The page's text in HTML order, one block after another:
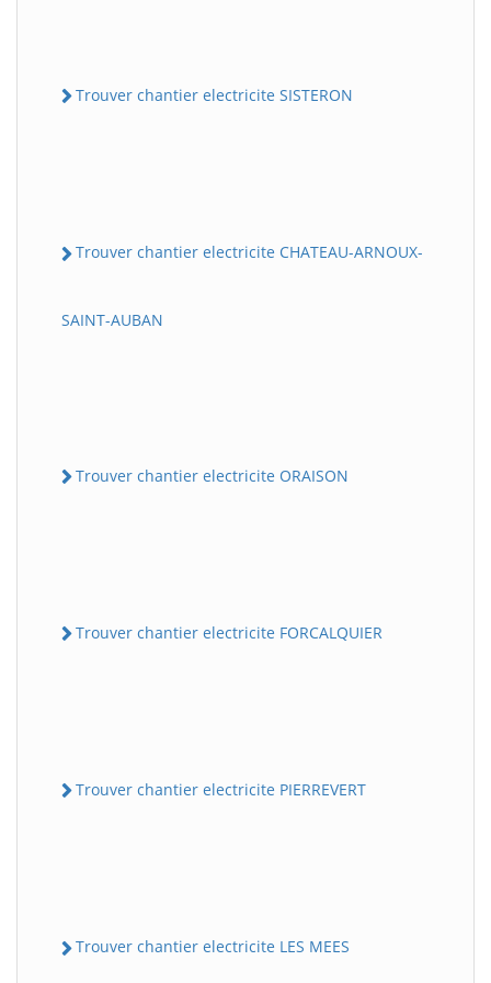
Trouver chantier electricite SISTERON
Trouver chantier electricite CHATEAU-ARNOUX-
SAINT-AUBAN
Trouver chantier electricite ORAISON
Trouver chantier electricite FORCALQUIER
Trouver chantier electricite PIERREVERT
Trouver chantier electricite LES MEES